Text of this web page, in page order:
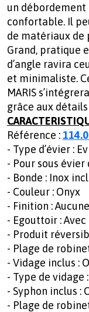
un débordement
confortable. Il
de matériaux de
Grand, pratique
d’angle ravira
et minimaliste.
MARIS
grâce aux
Référence :
- Type d’évier :
- Pour sous
- Bonde : Inox
- Couleur : Onyx
- Finition : Aucune
- Egouttoir : Avec
- Produit
- Plage de
- Vidage inclus :
- Type de vidage
- Syphon inclus :
- Plage de